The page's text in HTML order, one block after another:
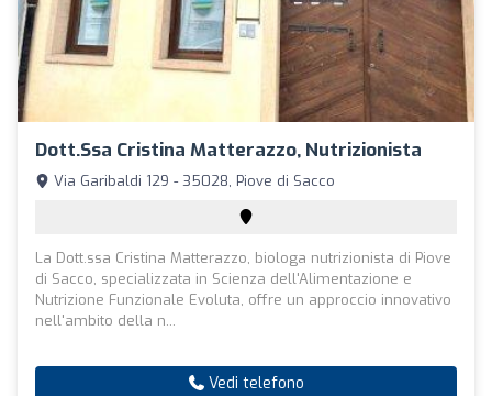
Dott.ssa Cristina Matterazzo, Nutrizionista
Via Garibaldi 129 - 35028, Piove di Sacco
La Dott.ssa Cristina Matterazzo, biologa nutrizionista di Piove
di Sacco, specializzata in Scienza dell'Alimentazione e
Nutrizione Funzionale Evoluta, offre un approccio innovativo
nell'ambito della n...
Vedi telefono